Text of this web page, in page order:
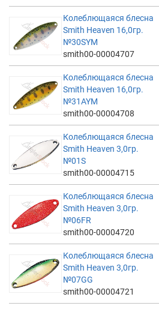
Колеблющаяся блесна
Smith Heaven 16,0гр.
№30SYM
smith00-00004707
Колеблющаяся блесна
Smith Heaven 16,0гр.
№31AYM
smith00-00004708
Колеблющаяся блесна
Smith Heaven 3,0гр.
№01S
smith00-00004715
Колеблющаяся блесна
Smith Heaven 3,0гр.
№06FR
smith00-00004720
Колеблющаяся блесна
Smith Heaven 3,0гр.
№07GG
smith00-00004721